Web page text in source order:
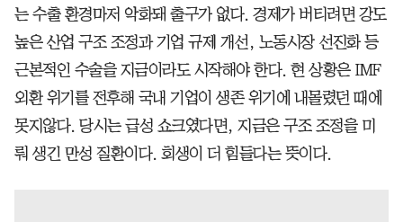
는 수출 환경마저 악화돼 출구가 없다. 경제가 버티려면 강도
높은 산업 구조 조정과 기업 규제 개선, 노동시장 선진화 등
근본적인 수술을 지금이라도 시작해야 한다. 현 상황은 IMF
외환 위기를 전후해 국내 기업이 생존 위기에 내몰렸던 때에
못지않다. 당시는 급성 쇼크였다면, 지금은 구조 조정을 미
뤄 생긴 만성 질환이다. 회생이 더 힘들다는 뜻이다.